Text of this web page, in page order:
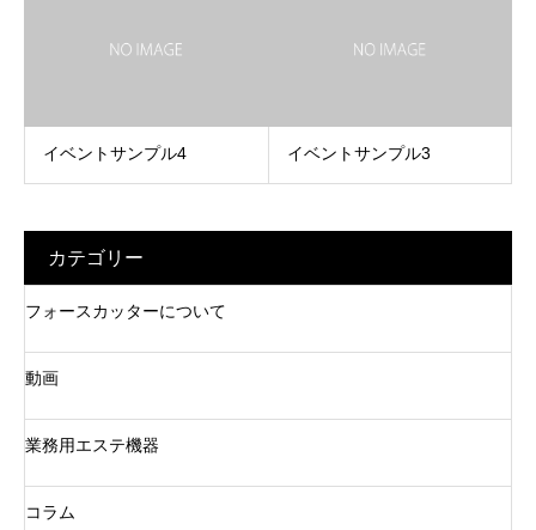
イベントサンプル4 イベントサンプル3
カテゴリー
フォースカッターについて
動画
業務用エステ機器
コラム